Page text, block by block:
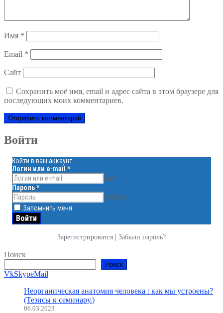
Имя *
Email *
Сайт
Сохранить моё имя, email и адрес сайта в этом браузере для
последующих моих комментариев.
Войти
Войти в ваш аккаунт
Логин или e-mail *
face
Пароль*
visibility
Запомнить меня
Зарегистрироватся | Забыли пароль?
Поиск
Поиск
VkSkypeMail
Неорганическая анатомия человека : как мы устроены?
(Тезисы к семинару.)
06.03.2023